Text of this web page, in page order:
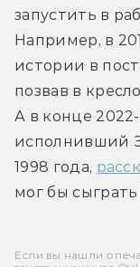
запустить в
Например, в
истории в
позвав в
А в конце
исполнивший
1998 года,
мог бы
Если вы нашли